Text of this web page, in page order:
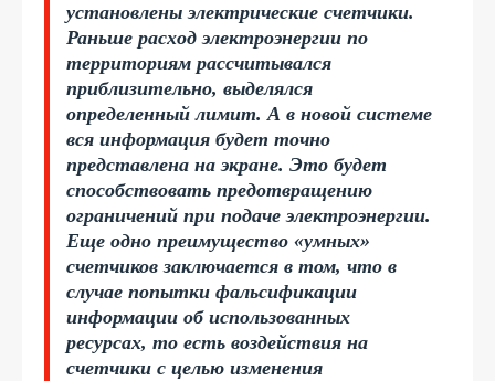
установлены электрические счетчики.
Раньше расход электроэнергии по
территориям рассчитывался
приблизительно, выделялся
определенный лимит. А в новой системе
вся информация будет точно
представлена на экране. Это будет
способствовать предотвращению
ограничений при подаче электроэнергии.
Еще одно преимущество «умных»
счетчиков заключается в том, что в
случае попытки фальсификации
информации об использованных
ресурсах, то есть воздействия на
счетчики с целью изменения